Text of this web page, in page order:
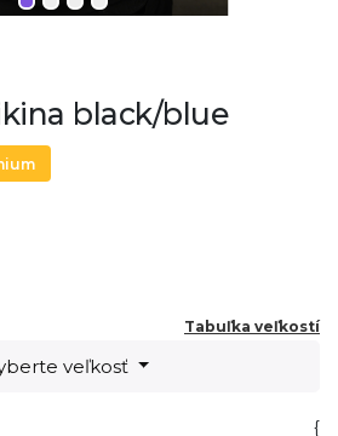
black/blue
Tabuľka veľkostí
veľkosť
{